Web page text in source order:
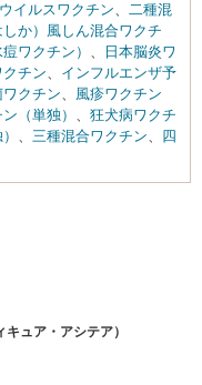
イルスワクチン、 二種混
か）風しん混合ワクチ
ワクチン） 、
日本脳炎ワ
チン、 インフルエンザ予
クチン、 風疹ワクチン
（単独） 、 狂犬病ワクチ
、 三種混合ワクチン、 四
ュア・アシテア）